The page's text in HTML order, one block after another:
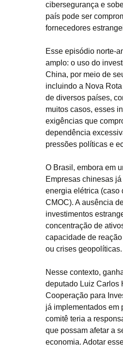
cibersegurança e
país pode ser
fornecedores
Esse episódio norte-
amplo: o uso do
China, por meio de
incluindo a Nova
de diversos países,
muitos casos, esses
exigências que
dependência
pressões políticas e
O Brasil, embora em
Empresas chinesas
energia elétrica (caso
CMOC). A ausência
investimentos
concentração de
capacidade de
ou crises geopolíticas.
Nesse contexto,
deputado Luiz Carlos
Cooperação para
já implementados em
comitê teria a
que possam afetar a
economia. Adotar